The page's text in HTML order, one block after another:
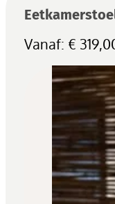
Vanaf: €